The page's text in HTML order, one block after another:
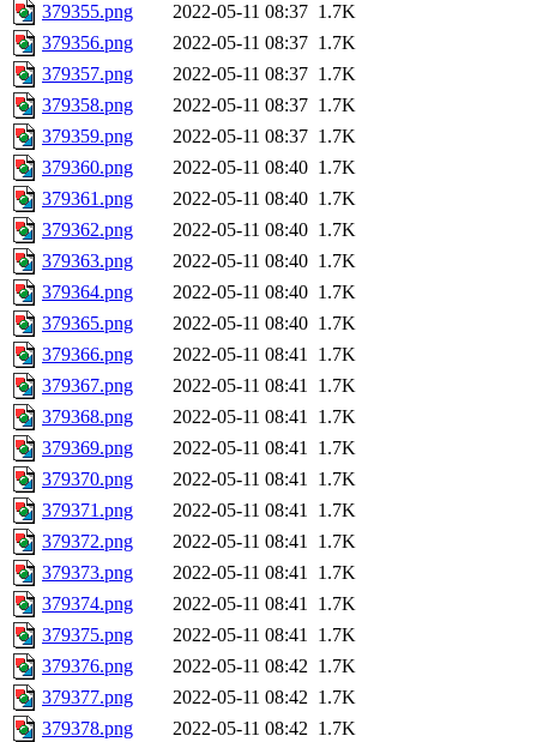
379355.png 2022-05-11 08:37 1.7K
379356.png
2022-05-11 08:37 1.7K
379357.png
2022-05-11 08:37 1.7K
379358.png
2022-05-11 08:37 1.7K
379359.png
2022-05-11 08:37 1.7K
379360.png
2022-05-11 08:40 1.7K
379361.png
2022-05-11 08:40 1.7K
379362.png
2022-05-11 08:40 1.7K
379363.png
2022-05-11 08:40 1.7K
379364.png
2022-05-11 08:40 1.7K
379365.png
2022-05-11 08:40 1.7K
379366.png
2022-05-11 08:41 1.7K
379367.png
2022-05-11 08:41 1.7K
379368.png
2022-05-11 08:41 1.7K
379369.png
2022-05-11 08:41 1.7K
379370.png
2022-05-11 08:41 1.7K
379371.png
2022-05-11 08:41 1.7K
379372.png
2022-05-11 08:41 1.7K
379373.png
2022-05-11 08:41 1.7K
379374.png
2022-05-11 08:41 1.7K
379375.png
2022-05-11 08:41 1.7K
379376.png
2022-05-11 08:42 1.7K
379377.png
2022-05-11 08:42 1.7K
379378.png
2022-05-11 08:42 1.7K